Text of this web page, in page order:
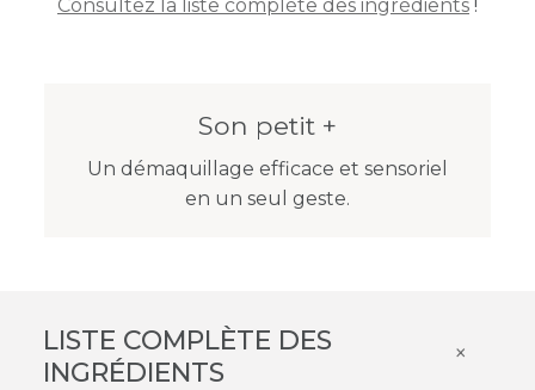
Consultez la liste complète des ingrédients !
Son petit +
Un démaquillage efficace et sensoriel
en un seul geste.
LISTE COMPLÈTE DES
INGRÉDIENTS
×